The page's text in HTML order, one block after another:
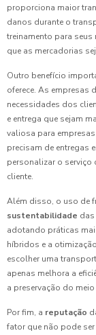
proporciona maior
danos durante o
treinamento para
que as mercadorias
Outro benefício
oferece. As empresas
necessidades dos
e entrega que sejam
valiosa para
precisam de entregas
personalizar o serviço
cliente.
Além disso, o uso de
sustentabilidade
adotando práticas
híbridos e a
escolher uma
apenas melhora a
a preservação do
Por fim, a reputação
fator que não pode